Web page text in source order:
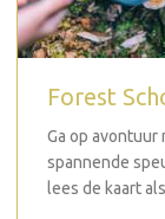
Forest
Ga op avontuur
spannende
lees de kaart